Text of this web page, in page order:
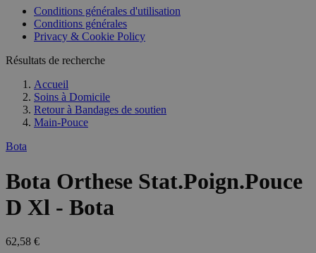
Conditions générales d'utilisation
Conditions générales
Privacy & Cookie Policy
Résultats de recherche
Accueil
Soins à Domicile
Retour à Bandages de soutien
Main-Pouce
Bota
Bota Orthese Stat.Poign.Pouce
D Xl - Bota
62,58 €